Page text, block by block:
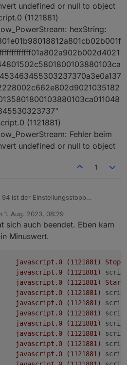
undefined or null to object
(1121881)
hexString:
(1121881)
Fehler beim
undefined or null to object
1
94 ist der Einstellungsstopp
1. Aug. 2023, 08:29
von
sich auch beendet. Eben kam
Minuswert.
javascript.0 (1121881) Stop
javascript.0 (1121881)
javascript.0 (1121881)
Start
javascript.0 (1121881)
javascript.0 (1121881)
javascript.0 (1121881)
javascript.0 (1121881)
javascript.0 (1121881)
javascript.0 (1121881)
javascript.0 (1121881)